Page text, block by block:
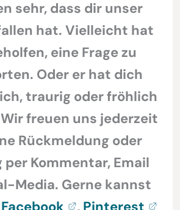
sehr, dass dir unser
hat. Vielleicht hat
eine Frage zu
Oder er hat dich
traurig oder fröhlich
freuen uns jederzeit
Rückmeldung oder
per Kommentar, Email
Media. Gerne kannst